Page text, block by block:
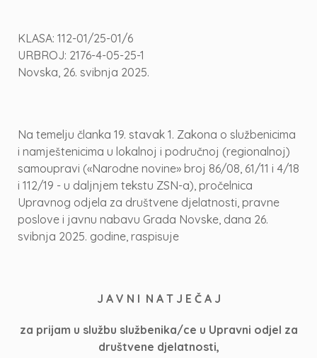
KLASA: 112-01/25-01/6
URBROJ: 2176-4-05-25-1
Novska, 26. svibnja 2025.
Na temelju članka 19. stavak 1. Zakona o službenicima
i namještenicima u lokalnoj i područnoj (regionalnoj)
samoupravi («Narodne novine» broj 86/08, 61/11 i 4/18
i 112/19 - u daljnjem tekstu ZSN-a), pročelnica
Upravnog odjela za društvene djelatnosti, pravne
poslove i javnu nabavu Grada Novske, dana 26.
svibnja 2025. godine, raspisuje
J A V N I N A T J E Č A J
za prijam u službu službenika/ce u Upravni odjel za
društvene djelatnosti,